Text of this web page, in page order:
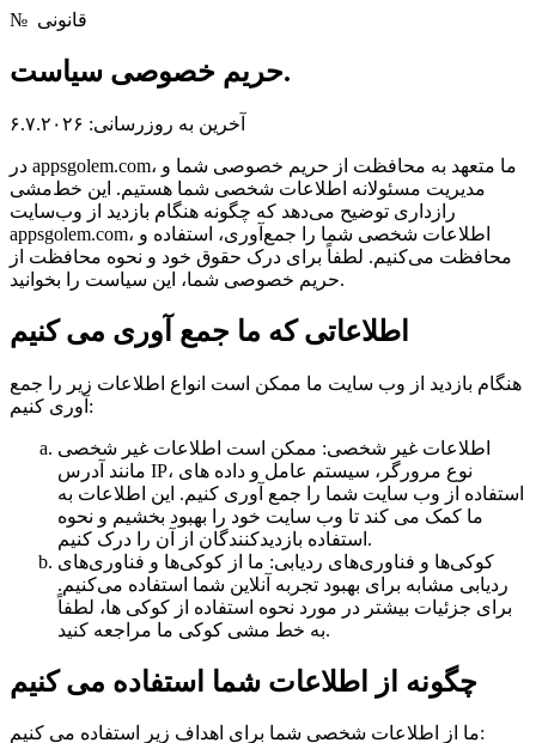
№ قانونی
حریم خصوصیسیاست.
آخرین به روزرسانی: ۶.۷.۲۰۲۶
در appsgolem.com، ما متعهد به محافظت از حریم خصوصی شما و
مدیریت مسئولانه اطلاعات شخصی شما هستیم. این خط‌مشی
رازداری توضیح می‌دهد که چگونه هنگام بازدید از وب‌سایت
appsgolem.com، اطلاعات شخصی شما را جمع‌آوری، استفاده و
محافظت می‌کنیم. لطفاً برای درک حقوق خود و نحوه محافظت از
حریم خصوصی شما، این سیاست را بخوانید.
اطلاعاتی که ما جمع آوری می کنیم
هنگام بازدید از وب سایت ما ممکن است انواع اطلاعات زیر را جمع
آوری کنیم:
اطلاعات غیر شخصی: ممکن است اطلاعات غیر شخصی
مانند آدرس IP، نوع مرورگر، سیستم عامل و داده های
استفاده از وب سایت شما را جمع آوری کنیم. این اطلاعات به
ما کمک می کند تا وب سایت خود را بهبود بخشیم و نحوه
استفاده بازدیدکنندگان از آن را درک کنیم.
کوکی‌ها و فناوری‌های ردیابی: ما از کوکی‌ها و فناوری‌های
ردیابی مشابه برای بهبود تجربه آنلاین شما استفاده می‌کنیم.
برای جزئیات بیشتر در مورد نحوه استفاده از کوکی ها، لطفاً
به خط مشی کوکی ما مراجعه کنید.
چگونه از اطلاعات شما استفاده می کنیم
ما از اطلاعات شخصی شما برای اهداف زیر استفاده می کنیم: